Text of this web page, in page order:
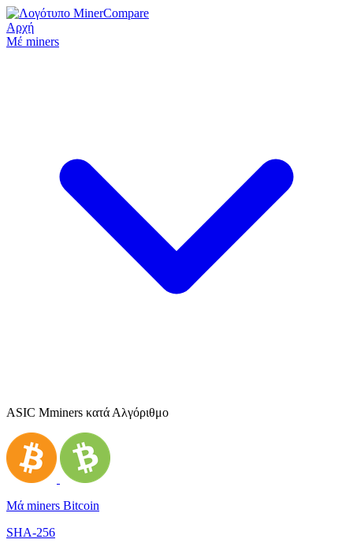
Αρχή
Μέ miners
ASIC Μminers κατά Αλγόριθμο
Μά miners Bitcoin
SHA-256